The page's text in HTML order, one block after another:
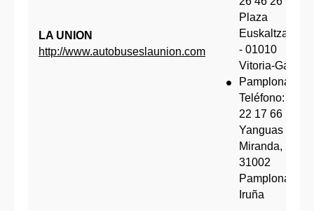
LA UNION
http://www.autobuseslaunion.com
Plaza
Euskaltzaindia
- 01010
Vitoria-Gasteiz
Pamplona
Teléfono: 948
22 17 66
Yanguas y
Miranda, 2 -
31002
Pamplona-
Iruña